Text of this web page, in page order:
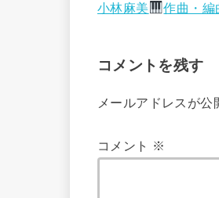
小林麻美
作曲・編
コメントを残す
メールアドレスが公
コメント ※